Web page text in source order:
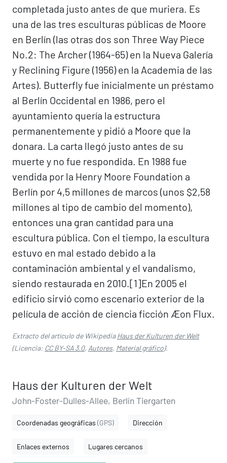
completada justo antes de que muriera. Es
una de las tres esculturas públicas de Moore
en Berlín (las otras dos son Three Way Piece
No.2: The Archer (1964-65) en la Nueva Galería
y Reclining Figure (1956) en la Academia de las
Artes). Butterfly fue inicialmente un préstamo
al Berlín Occidental en 1986, pero el
ayuntamiento quería la estructura
permanentemente y pidió a Moore que la
donara. La carta llegó justo antes de su
muerte y no fue respondida. En 1988 fue
vendida por la Henry Moore Foundation a
Berlín por 4,5 millones de marcos (unos $2,58
millones al tipo de cambio del momento),
entonces una gran cantidad para una
escultura pública. Con el tiempo, la escultura
estuvo en mal estado debido a la
contaminación ambiental y el vandalismo,
siendo restaurada en 2010.[1]​ En 2005 el
edificio sirvió como escenario exterior de la
película de acción de ciencia ficción Æon Flux.
Extracto del artículo de WikipediaHaus der Kulturen der Welt
(Licencia: CC BY-SA 3.0, Autores, Material gráfico).
Haus der Kulturen der Welt
John-Foster-Dulles-Allee, Berlín Tiergarten
Coordenadas geográficas (GPS) Dirección
Enlaces externos Lugares cercanos